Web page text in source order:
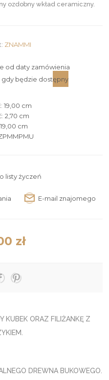
ozdobny wkład ceramiczny.
ZNAMMI
od daty zamówienia
19,00 cm
2,70 cm
19,00 cm
zł
KUBEK ORAZ FILIŻANKĘ Z
DREWNA BUKOWEGO.